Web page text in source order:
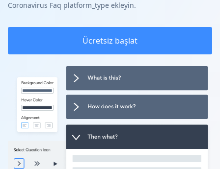
Coronavirus Faq platform_type ekleyin.
Ücretsiz başlat